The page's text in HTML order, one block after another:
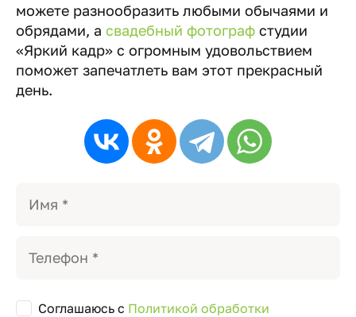
можете разнообразить любыми обычаями и
обрядами, а свадебный фотограф студии
«Яркий кадр» с огромным удовольствием
поможет запечатлеть вам этот прекрасный
день.
Соглашаюсь с Политикой обработки